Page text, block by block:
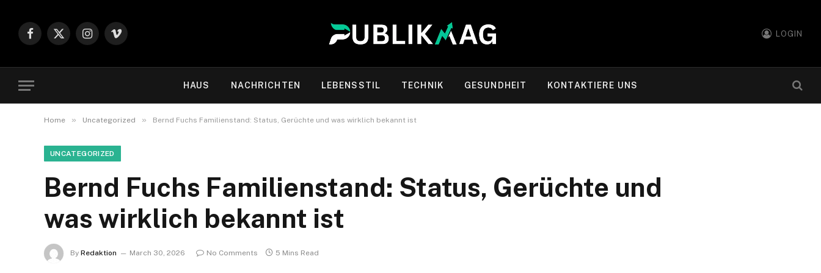
Facebook
X
Instagram
Vimeo
LOGIN
HAUS NACHRICHTEN LEBENSSTIL TECHNIK GESUNDHEIT KONTAKTIERE UNS
Home » Uncategorized » Bernd Fuchs Familienstand: Status, Gerüchte und was wirklich bekannt ist
UNCATEGORIZED
Bernd Fuchs Familienstand: Status, Gerüchte und
was wirklich bekannt ist
By Redaktion March 30, 2026 No Comments 5 Mins Read